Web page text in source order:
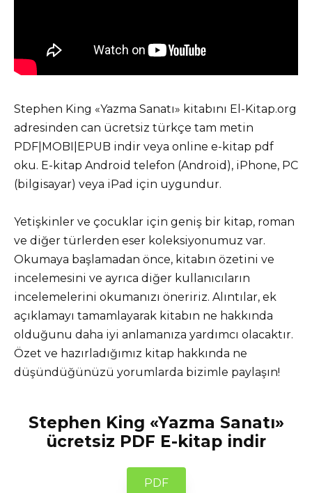
Stephen King «Yazma Sanatı» kitabını El-Kitap.org
adresinden can ücretsiz türkçe tam metin
PDF|MOBI|EPUB indir veya online e-kitap pdf
oku. E-kitap Android telefon (Android), iPhone, PC
(bilgisayar) veya iPad için uygundur.
Yetişkinler ve çocuklar için geniş bir kitap, roman
ve diğer türlerden eser koleksiyonumuz var.
Okumaya başlamadan önce, kitabın özetini ve
incelemesini ve ayrıca diğer kullanıcıların
incelemelerini okumanızı öneririz. Alıntılar, ek
açıklamayı tamamlayarak kitabın ne hakkında
olduğunu daha iyi anlamanıza yardımcı olacaktır.
Özet ve hazırladığımız kitap hakkında ne
düşündüğünüzü yorumlarda bizimle paylaşın!
Stephen King «Yazma Sanatı»
ücretsiz PDF E-kitap indir
PDF